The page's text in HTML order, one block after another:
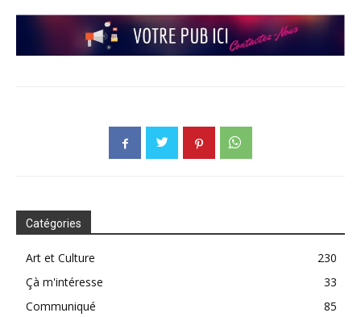
Catégories
Art et Culture
230
Çà m'intéresse
33
Communiqué
85